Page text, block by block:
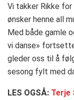
Vi takker Rikke
ønsker henne all
Med både gamle
vi danse»
gleder oss til å
sesong fylt med
LES OGSÅ: Terje